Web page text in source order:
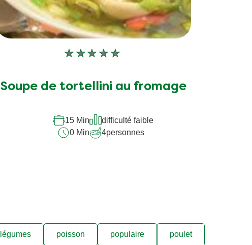
Aucune
soumise
recipe
Soupe de tortellini au fromage
15 Min
difficulté faible
0 Min
4personnes
légumes poisson populaire poulet